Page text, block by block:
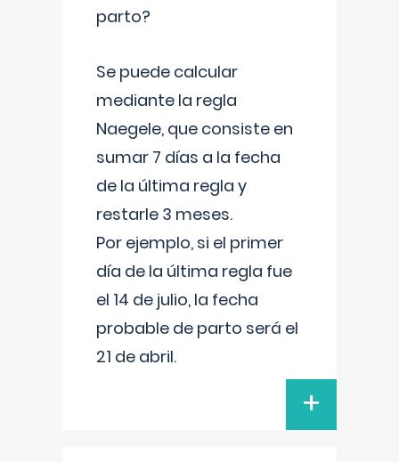
parto?
Se puede calcular
mediante la regla
Naegele, que consiste en
sumar 7 días a la fecha
de la última regla y
restarle 3 meses.
Por ejemplo, si el primer
día de la última regla fue
el 14 de julio, la fecha
probable de parto será el
21 de abril.
+